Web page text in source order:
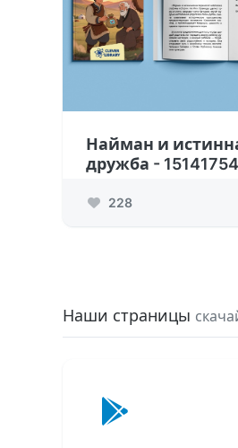
Найман и
дружба -
228
Наши страницы